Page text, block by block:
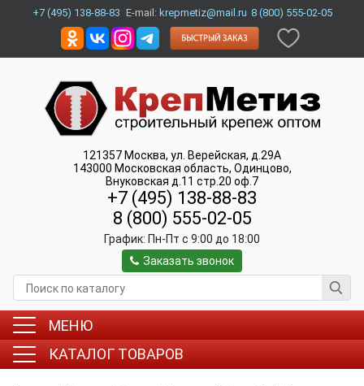
+7 (495) 138-88-83 E-mail: krepmetiz@mail.ru 8 (800) 555-02-05
121357 Москва, ул. Верейская, д.29А
143000 Московская область, Одинцово,
Внуковская д.11 стр.20 оф.7
+7 (495) 138-88-83
8 (800) 555-02-05
График: Пн-Пт c 9:00 до 18:00
Заказать звонок
МЕНЮ
КАТАЛОГ ТОВАРОВ